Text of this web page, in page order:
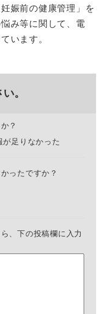
娠前の健康管理」を
み等に関して、電
います。
。
？
が足りなかった
ったですか？
、下の投稿欄に入力